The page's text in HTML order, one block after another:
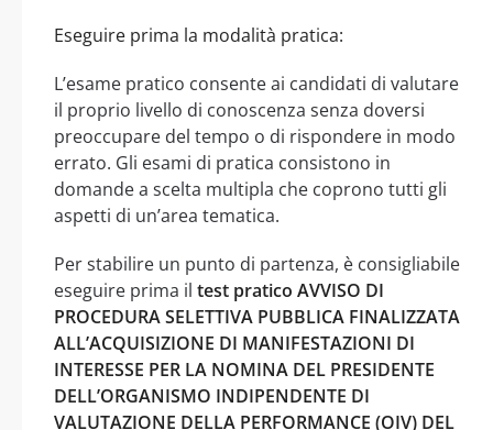
Eseguire prima la modalità pratica:
L’esame pratico consente ai candidati di valutare
il proprio livello di conoscenza senza doversi
preoccupare del tempo o di rispondere in modo
errato. Gli esami di pratica consistono in
domande a scelta multipla che coprono tutti gli
aspetti di un’area tematica.
Per stabilire un punto di partenza, è consigliabile
eseguire prima il test pratico AVVISO DI
PROCEDURA SELETTIVA PUBBLICA FINALIZZATA
ALL’ACQUISIZIONE DI MANIFESTAZIONI DI
INTERESSE PER LA NOMINA DEL PRESIDENTE
DELL’ORGANISMO INDIPENDENTE DI
VALUTAZIONE DELLA PERFORMANCE (OIV) DEL